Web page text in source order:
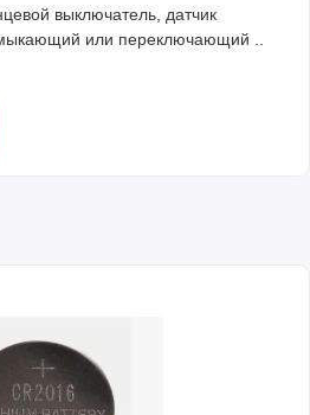
выключатель, датчик
или переключающий ..